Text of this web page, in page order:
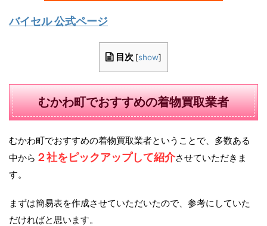
バイセル 公式ページ
目次 [show]
むかわ町でおすすめの着物買取業者
むかわ町でおすすめの着物買取業者ということで、多数ある
中から ２社をピックアップして紹介させていただきま
す。
まずは簡易表を作成させていただいたので、参考にしていた
だければと思います。